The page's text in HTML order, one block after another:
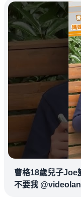
曹格18歲兒子Joe
不要我